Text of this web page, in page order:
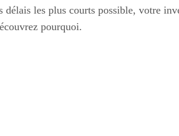
les plus courts possible, votre
pourquoi.